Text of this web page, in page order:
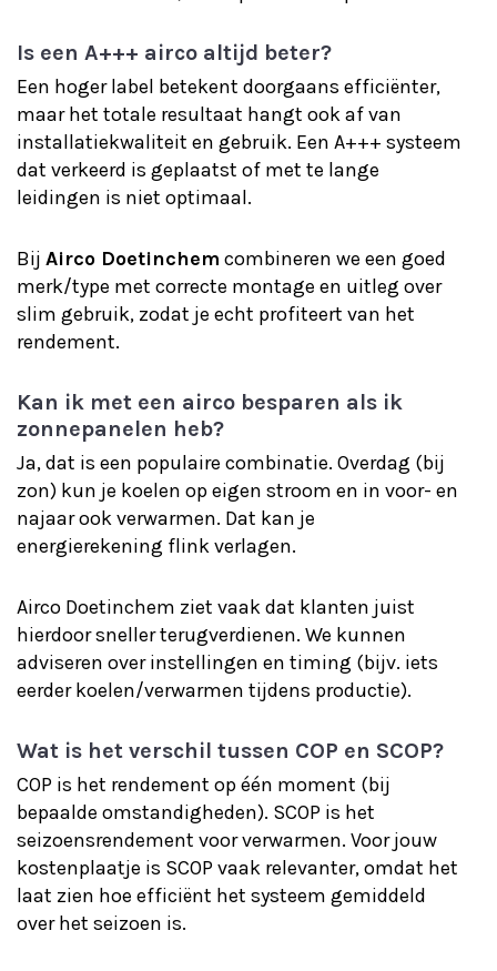
Is een A+++ airco altijd beter?
Een hoger label betekent doorgaans efficiënter,
maar het totale resultaat hangt ook af van
installatiekwaliteit en gebruik. Een A+++ systeem
dat verkeerd is geplaatst of met te lange
leidingen is niet optimaal.
Bij Airco Doetinchem combineren we een goed
merk/type met correcte montage en uitleg over
slim gebruik, zodat je echt profiteert van het
rendement.
Kan ik met een airco besparen als ik
zonnepanelen heb?
Ja, dat is een populaire combinatie. Overdag (bij
zon) kun je koelen op eigen stroom en in voor- en
najaar ook verwarmen. Dat kan je
energierekening flink verlagen.
Airco Doetinchem ziet vaak dat klanten juist
hierdoor sneller terugverdienen. We kunnen
adviseren over instellingen en timing (bijv. iets
eerder koelen/verwarmen tijdens productie).
Wat is het verschil tussen COP en SCOP?
COP is het rendement op één moment (bij
bepaalde omstandigheden). SCOP is het
seizoensrendement voor verwarmen. Voor jouw
kostenplaatje is SCOP vaak relevanter, omdat het
laat zien hoe efficiënt het systeem gemiddeld
over het seizoen is.